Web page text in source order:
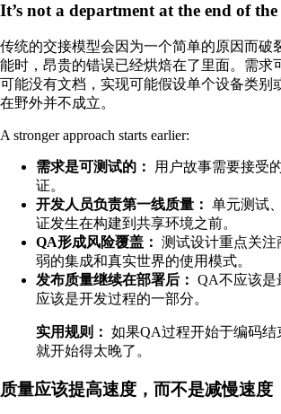
It’s not a department at the end of
传统的交接模型会因为一个简单的原因而破
能时，昂贵的错误已经烘焙在了里面。需求
可能没有文档，实现可能假设单个设备类别
在野外并不成立。
A stronger approach starts earlier:
需求是可测试的：
用户故事需要接受
证。
开发人员负责第一线质量： 单元测试
证发生在构建到共享环境之前。
QA形成风险覆盖： 测试设计重点关
弱的集成和真实世界的使用模式。
发布质量继续在部署后： QA不应该是
应该是开发过程的一部分。
实用规则： 如果QA过程开始于编码结
就开始得太晚了。
质量应该提高速度，而不是减慢速度